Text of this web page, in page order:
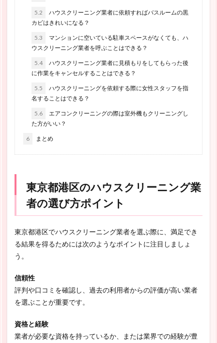
5.2
ハウスクリーニング業者に依頼すればバスルームの黒
カビはきれいになる？
5.3
マンションに空いている駐車スペースがなくても、ハ
ウスクリーニング業者を呼ぶことはできる？
5.4
ハウスクリーニング業者に見積もりをしてもらった後
に作業をキャンセルすることはできる？
5.5
ハウスクリーニングを依頼する際に女性スタッフを指
名することはできる？
5.6
エアコンクリーニングの際は室外機もクリーニングし
た方がいい？
6 まとめ
東京都港区のハウスクリーニング業
者の選び方ポイント
東京都港区でハウスクリーニング業者を選ぶ際に、満足でき
る結果を得るためには次のようなポイントに注目しましょ
う。
信頼性
評判や口コミを確認し、過去の利用者からの評価が高い業者
を選ぶことが重要です。
資格と経験
業者が必要な資格を持っているか、または業界での経験が豊